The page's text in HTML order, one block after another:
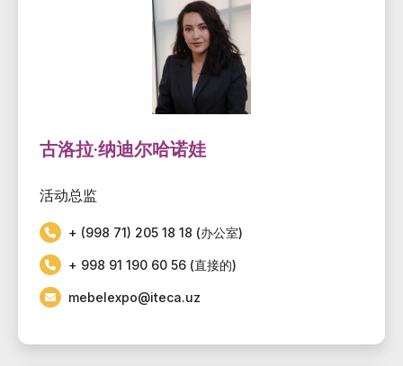
古洛拉·纳迪尔哈诺娃
活动总监
+ (998 71) 205 18 18 (办公室)
+ 998 91 190 60 56 (直接的)
mebelexpo@iteca.uz